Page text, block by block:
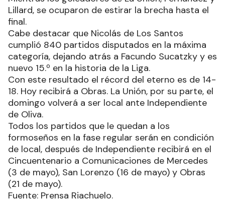
Lillard, se ocuparon de estirar la brecha hasta el
final.
Cabe destacar que Nicolás de Los Santos
cumplió 840 partidos disputados en la máxima
categoría, dejando atrás a Facundo Sucatzky y es
nuevo 15.º en la historia de la Liga.
Con este resultado el récord del eterno es de 14-
18. Hoy recibirá a Obras. La Unión, por su parte, el
domingo volverá a ser local ante Independiente
de Oliva.
Todos los partidos que le quedan a los
formoseños en la fase regular serán en condición
de local, después de Independiente recibirá en el
Cincuentenario a Comunicaciones de Mercedes
(3 de mayo), San Lorenzo (16 de mayo) y Obras
(21 de mayo).
Fuente: Prensa Riachuelo.